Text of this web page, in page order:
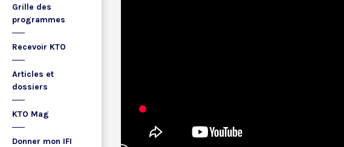
Grille des
programmes
Recevoir KTO
Articles et
dossiers
KTO Mag
Donner mon IFI